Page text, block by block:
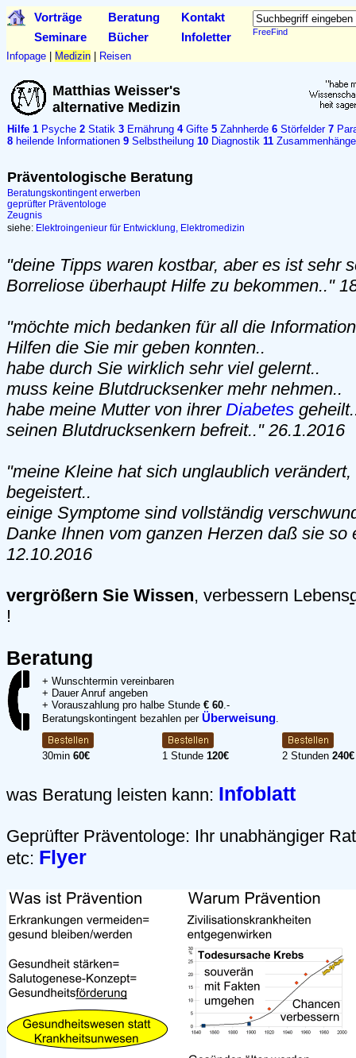
Vorträge Beratung Kontakt
FreeFind
Seminare Bücher Infoletter
Infopage Medizin Reisen
Matthias Weisser's
alternative Medizin
Hilfe 1 Psyche 2 Statik 3 Ernährung 4Gifte 5 Zahnherde 6 Störfelder 7
8 heilende Informationen 9 Selbstheilung 10 Diagnostik 11 Zusammenhänge
Präventologische Beratung
Beratungskontingent erwerben
geprüfter Präventologe
Zeugnis
siehe: Elektroingenieur für Entwicklung, Elektromedizin
"deine Tipps waren kostbar, aber es ist sehr
Borreliose überhaupt Hilfe zu bekommen.."
"möchte mich bedanken für all die
Hilfen die Sie mir geben konnten..
habe durch Sie wirklich sehr viel gelernt..
muss keine Blutdrucksenker mehr nehmen..
habe meine Mutter von ihrer Diabetes
seinen Blutdrucksenkern befreit.." 26.1.2016
"meine Kleine hat sich unglaublich
begeistert..
einige Symptome sind vollständig
Danke Ihnen vom ganzen Herzen daß sie so
12.10.2016
vergrößern Sie Wissen, verbessern Lebens
!
Beratung
+ Wunschtermin vereinbaren
+ Dauer Anruf angeben
+ Vorauszahlung pro halbe Stunde € 60.-
Beratungskontingent bezahlen per Überweisung.
30min 60€ 1 Stunde 120€ 2 Stunden 240€
was Beratung leisten kann: Infoblatt
Geprüfter Präventologe: Ihr unabhängiger
etc: Flyer